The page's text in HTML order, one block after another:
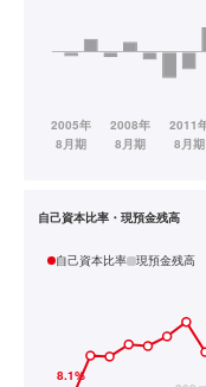
自己資本比率・現預金残高
自己資本比率 現預金残高